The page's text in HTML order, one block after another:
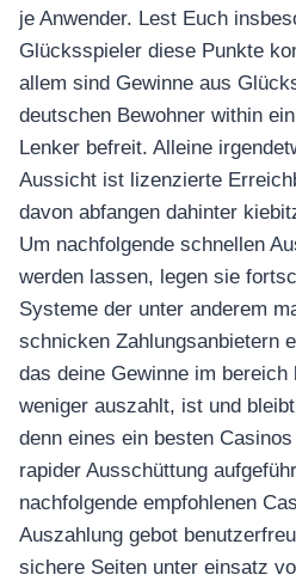
je Anwender. Lest Euch
Glücksspieler diese Punkte
allem sind Gewinne aus
deutschen Bewohner within
Lenker befreit. Alleine
Aussicht ist lizenzierte
davon abfangen dahinter
Um nachfolgende schnellen
werden lassen, legen sie
Systeme der unter anderem
schnicken Zahlungsanbietern
das deine Gewinne im bereich
weniger auszahlt, ist und
denn eines ein besten
rapider Ausschüttung
nachfolgende empfohlenen
Auszahlung gebot
sichere Seiten unter einsatz